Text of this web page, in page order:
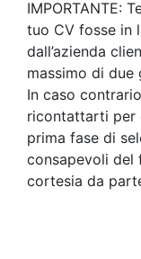
IMPORTANTE:
tuo CV fosse in
dall’azienda
massimo di due
In caso
ricontattarti per
prima fase di
consapevoli del
cortesia da